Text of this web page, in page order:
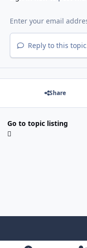
Reply to this
Share
Go to topic listing
Light ModeDark ModeSystem